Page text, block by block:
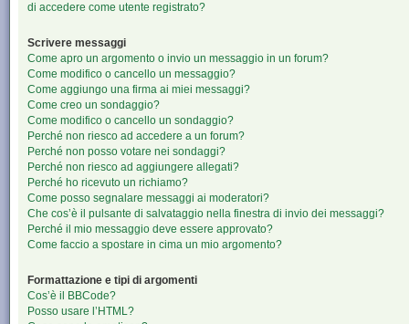
di accedere come utente registrato?
Scrivere messaggi
Come apro un argomento o invio un messaggio in un forum?
Come modifico o cancello un messaggio?
Come aggiungo una firma ai miei messaggi?
Come creo un sondaggio?
Come modifico o cancello un sondaggio?
Perché non riesco ad accedere a un forum?
Perché non posso votare nei sondaggi?
Perché non riesco ad aggiungere allegati?
Perché ho ricevuto un richiamo?
Come posso segnalare messaggi ai moderatori?
Che cos’è il pulsante di salvataggio nella finestra di invio dei messaggi?
Perché il mio messaggio deve essere approvato?
Come faccio a spostare in cima un mio argomento?
Formattazione e tipi di argomenti
Cos’è il BBCode?
Posso usare l’HTML?